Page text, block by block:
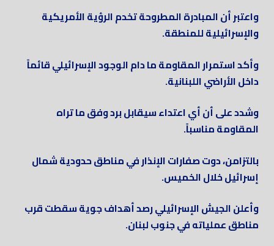
واعتبر أن المبادرة المطروحة تخدم الرؤية الأمريكية
والإسرائيلية للمنطقة.
وأكد استمرار المقاومة ما دام الوجود الإسرائيلي قائماً
داخل الأراضي اللبنانية.
وشدد على أن أي اعتداء سيقابل برد وفق ما تراه
المقاومة مناسباً.
بالتزامن، دوت صفارات الإنذار في مناطق حدودية شمال
إسرائيل خلال الخميس.
وأعلن الجيش الإسرائيلي رصد أهداف جوية سقطت قرب
مناطق عملياته في جنوب لبنان.